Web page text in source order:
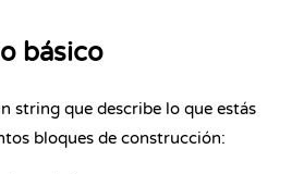
básico
string que describe lo que estás
bloques de construcción: